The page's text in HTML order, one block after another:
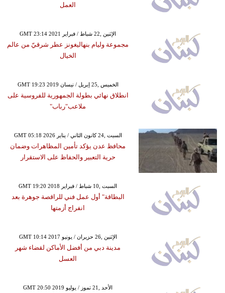
العمل
GMT 23:14 2021 الإثنين ,22 شباط / فبراير
مجموعة وليام بنهاليغونز عطر شرقيّ من عالم
الخيال
GMT 19:23 2019 الخميس ,25 إبريل / نيسان
انطلاق نهائي بطولة الجمهورية للفروسية على
ملاعب"رباب"
GMT 05:18 2026 السبت ,24 كانون الثاني / يناير
محافظ عدن يؤكد تأمين المظاهرات وضمان
حرية التعبير والحفاظ على الاستقرار
GMT 19:20 2018 السبت ,10 شباط / فبراير
البطاقة" أول عمل فني للراقصة جوهرة بعد
انفراج أزمتها
GMT 10:14 2017 الإثنين ,26 حزيران / يونيو
مدينة دبي من أفضل الأماكن لقضاء شهر
العسل
GMT 20:50 2019 الأحد ,21 تموز / يوليو